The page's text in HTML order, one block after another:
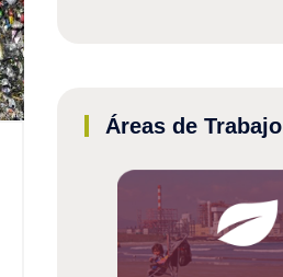
Áreas de Trabajo